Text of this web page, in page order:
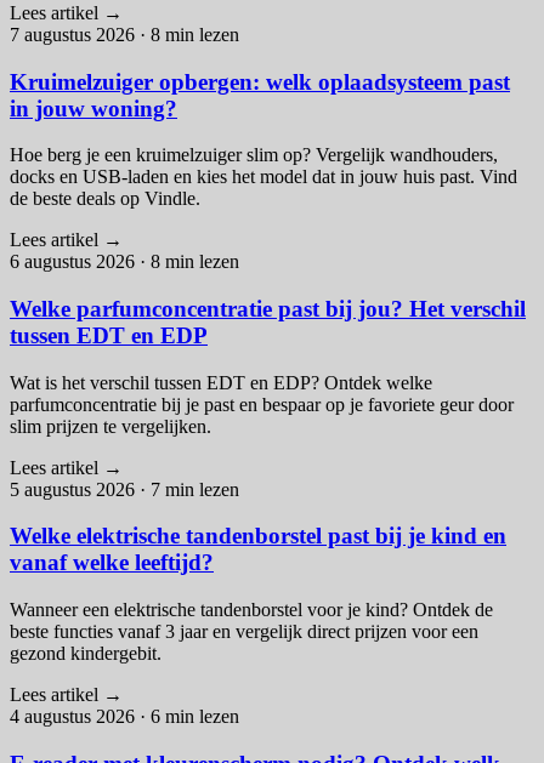
Lees artikel →
7 augustus 2026 · 8 min lezen
Kruimelzuiger opbergen: welk oplaadsysteem past
in jouw woning?
Hoe berg je een kruimelzuiger slim op? Vergelijk wandhouders,
docks en USB-laden en kies het model dat in jouw huis past. Vind
de beste deals op Vindle.
Lees artikel →
6 augustus 2026 · 8 min lezen
Welke parfumconcentratie past bij jou? Het verschil
tussen EDT en EDP
Wat is het verschil tussen EDT en EDP? Ontdek welke
parfumconcentratie bij je past en bespaar op je favoriete geur door
slim prijzen te vergelijken.
Lees artikel →
5 augustus 2026 · 7 min lezen
Welke elektrische tandenborstel past bij je kind en
vanaf welke leeftijd?
Wanneer een elektrische tandenborstel voor je kind? Ontdek de
beste functies vanaf 3 jaar en vergelijk direct prijzen voor een
gezond kindergebit.
Lees artikel →
4 augustus 2026 · 6 min lezen